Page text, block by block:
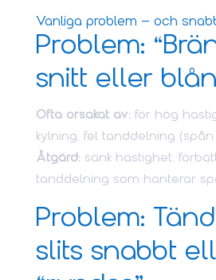
Vanliga problem – och
Problem:
snitt eller
Ofta orsakat av: för hög
kylning, fel tanddelning (spån
Åtgärd: sänk hastighet,
tanddelning som hanterar
Problem:
slits snabbt